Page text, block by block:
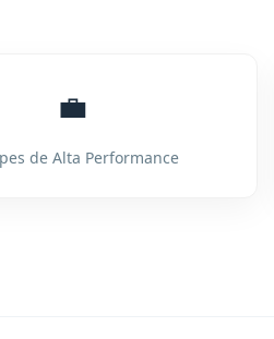
💼
de Alta Performance